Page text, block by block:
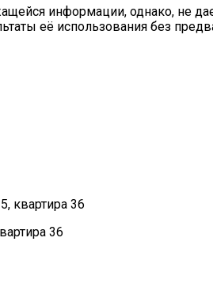
информации, однако, не
её использования без
квартира 36
36